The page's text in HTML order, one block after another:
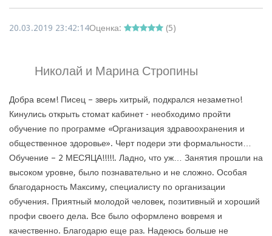
20.03.2019 23:42:14Оценка: (5)
Николай и Марина Стропины
Добра всем! Писец – зверь хитрый, подкрался незаметно!
Кинулись открыть стомат кабинет - необходимо пройти
обучение по программе «Организация здравоохранения и
общественное здоровье». Черт подери эти формальности…
Обучение – 2 МЕСЯЦА!!!!!. Ладно, что уж… Занятия прошли на
высоком уровне, было познавательно и не сложно. Особая
благодарность Максиму, специалисту по организации
обучения. Приятный молодой человек, позитивный и хороший
профи своего дела. Все было оформлено вовремя и
качественно. Благодарю еще раз. Надеюсь больше не